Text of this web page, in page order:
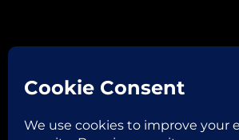
FacebookInstagram